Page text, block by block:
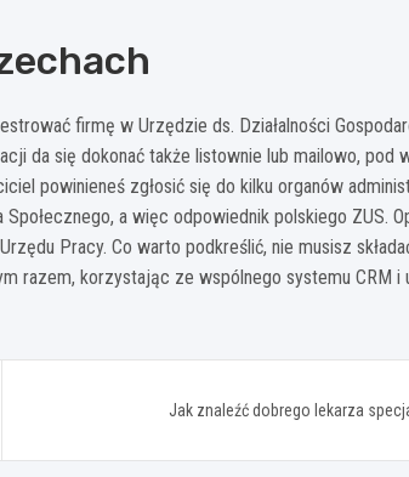
firmę w Urzędzie ds. Działalności
da się dokonać także listownie lub mailowo, pod
powinieneś zgłosić się do kilku organów
a więc odpowiednik polskiego ZUS.
Pracy. Co warto podkreślić, nie musisz
razem, korzystając ze wspólnego systemu CRM i
Jak znaleźć dobrego lekarza